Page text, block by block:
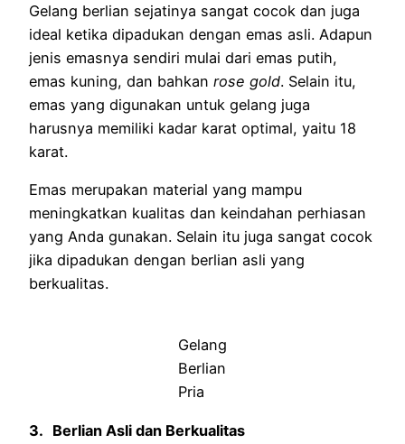
Gelang berlian sejatinya sangat cocok dan juga
ideal ketika dipadukan dengan emas asli. Adapun
jenis emasnya sendiri mulai dari emas putih,
emas kuning, dan bahkan rose gold. Selain itu,
emas yang digunakan untuk gelang juga
harusnya memiliki kadar karat optimal, yaitu 18
karat.
Emas merupakan material yang mampu
meningkatkan kualitas dan keindahan perhiasan
yang Anda gunakan. Selain itu juga sangat cocok
jika dipadukan dengan berlian asli yang
berkualitas.
Gelang
Berlian
Pria
3. Berlian Asli dan Berkualitas